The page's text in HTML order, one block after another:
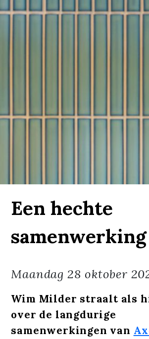
Een hechte
samenwerking
Maandag 28 oktober
Wim Milder straalt als
over de langdurige
samenwerkingen van